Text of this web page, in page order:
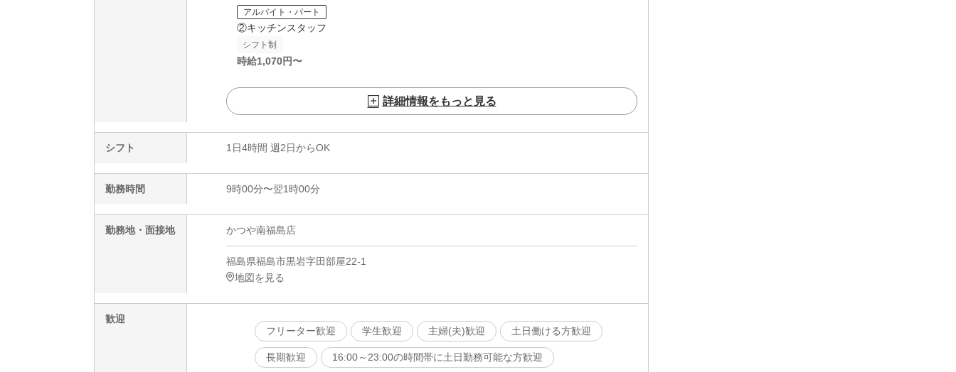
アルバイト・パート
②キッチンスタッフ
シフト制
時給1,070円〜
詳細情報をもっと見る
シフト 1日4時間 週2日からOK
勤務時間 9時00分〜翌1時00分
勤務地・面接地 かつや南福島店
福島県福島市黒岩字田部屋22-1
地図を見る
歓迎
フリーター歓迎
学生歓迎 主婦(夫)歓迎 土日働ける方歓迎
長期歓迎 16:00～23:00の時間帯に土日勤務可能な方歓迎